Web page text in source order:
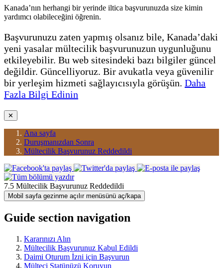
Kanada’nın herhangi bir yerinde iltica başvurunuzda size kimin
yardımcı olabileceğini öğrenin.
Başvurunuzu zaten yapmış olsanız bile, Kanada’daki
yeni yasalar mültecilik başvurunuzun uygunluğunu
etkileyebilir. Bu web sitesindeki bazı bilgiler güncel
değildir. Güncelliyoruz. Bir avukatla veya güvenilir
bir yerleşim hizmeti sağlayıcısıyla görüşün. Daha
Fazla Bilgi Edinin
✕
Ana sayfa
Duruşmanızdan Sonra
Mültecilik Başvurunuz Reddedildi
7.5 Mültecilik Başvurunuz Reddedildi
Mobil sayfa gezinme açılır menüsünü aç/kapa
Guide section navigation
Kararınızı Alın
Mültecilik Başvurunuz Kabul Edildi
Daimi Oturum İzni için Başvurun
Mülteci Statünüzü Koruyun